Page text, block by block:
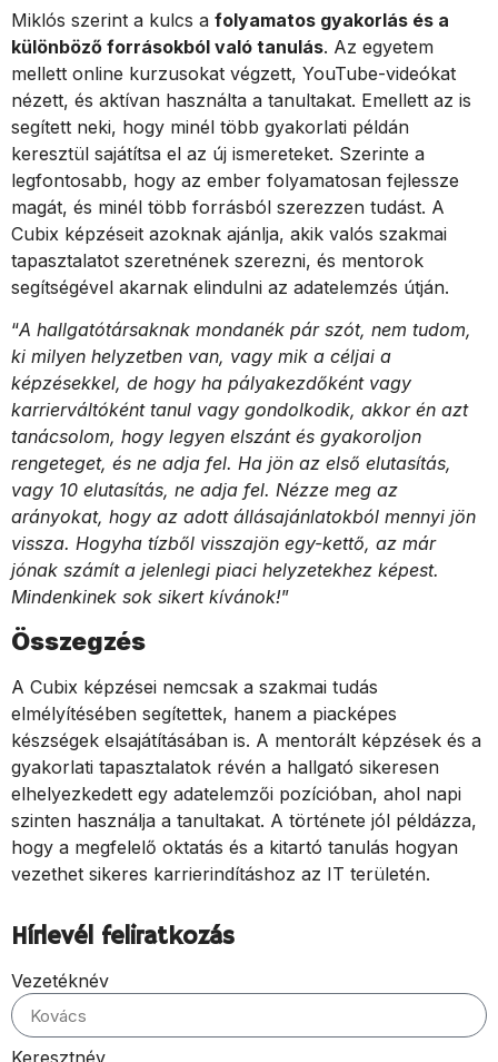
Miklós szerint a kulcs a folyamatos gyakorlás és a
különböző forrásokból való tanulás. Az egyetem
mellett online kurzusokat végzett, YouTube-videókat
nézett, és aktívan használta a tanultakat. Emellett az is
segített neki, hogy minél több gyakorlati példán
keresztül sajátítsa el az új ismereteket. Szerinte a
legfontosabb, hogy az ember folyamatosan fejlessze
magát, és minél több forrásból szerezzen tudást. A
Cubix képzéseit azoknak ajánlja, akik valós szakmai
tapasztalatot szeretnének szerezni, és mentorok
segítségével akarnak elindulni az adatelemzés útján.
“A hallgatótársaknak mondanék pár szót, nem tudom,
ki milyen helyzetben van, vagy mik a céljai a
képzésekkel, de hogy ha pályakezdőként vagy
karrierváltóként tanul vagy gondolkodik, akkor én azt
tanácsolom, hogy legyen elszánt és gyakoroljon
rengeteget, és ne adja fel. Ha jön az első elutasítás,
vagy 10 elutasítás, ne adja fel. Nézze meg az
arányokat, hogy az adott állásajánlatokból mennyi jön
vissza. Hogyha tízből visszajön egy-kettő, az már
jónak számít a jelenlegi piaci helyzetekhez képest.
Mindenkinek sok sikert kívánok!”
Összegzés
A Cubix képzései nemcsak a szakmai tudás
elmélyítésében segítettek, hanem a piacképes
készségek elsajátításában is. A mentorált képzések és a
gyakorlati tapasztalatok révén a hallgató sikeresen
elhelyezkedett egy adatelemzői pozícióban, ahol napi
szinten használja a tanultakat. A története jól példázza,
hogy a megfelelő oktatás és a kitartó tanulás hogyan
vezethet sikeres karrierindításhoz az IT területén.
Hírlevél feliratkozás
Vezetéknév